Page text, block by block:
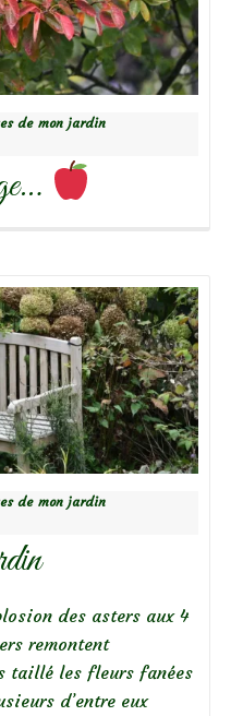
de mon jardin
de mon jardin
des asters aux 4
remontent
taillé les fleurs fanées
d’entre eux